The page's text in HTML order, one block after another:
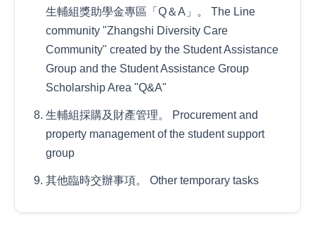
生輔組獎助學金專區「Q＆A」。 The Line
community "Zhangshi Diversity Care
Community" created by the Student Assistance
Group and the Student Assistance Group
Scholarship Area "Q&A"
生輔組採購及財產管理。 Procurement and
property management of the student support
group
其他臨時交辦事項。 Other temporary tasks